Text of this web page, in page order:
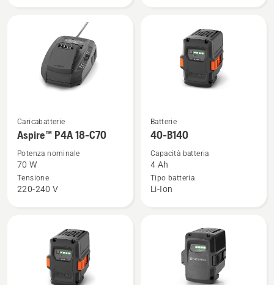
Vedi
maggiori
su
Aspire™
P4A
Caricabatterie
Aspire™ P4A 18-C70
Potenza nominale
70 W
Tensione
220-240 V
Vedi
maggiori
su
40-
B140
Batterie
40-B140
Capacità batteria
4 Ah
Tipo batteria
Li-Ion